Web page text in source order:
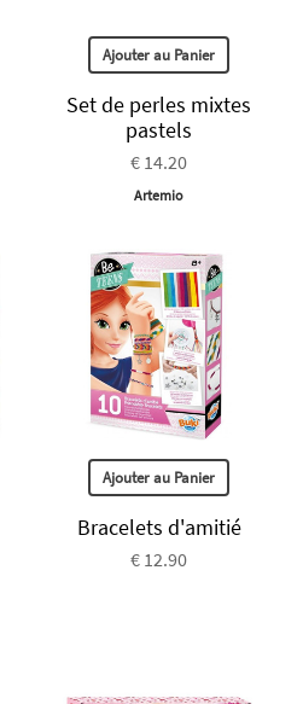
Ajouter au Panier
Set de perles mixtes
pastels
€ 14.20
Artemio
Ajouter au Panier
Bracelets d'amitié
€ 12.90